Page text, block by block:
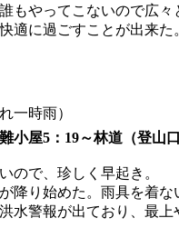
もやってこないので広々
適に過ごすことが出来た
一時雨）
小屋5：19～林道（登山
ので、珍しく早起き。
降り始めた。雨具を着
水警報が出ており、最